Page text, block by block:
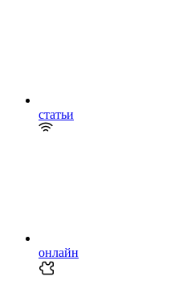
статьи
онлайн